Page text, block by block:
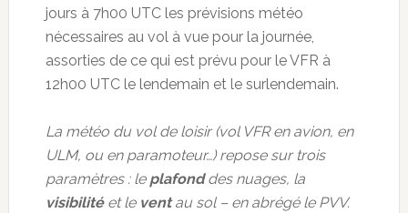
jours à 7h00 UTC les prévisions météo
nécessaires au vol à vue pour la journée,
assorties de ce qui est prévu pour le VFR à
12h00 UTC le lendemain et le surlendemain.
La météo du vol de loisir (vol VFR en avion, en
ULM, ou en paramoteur…) repose sur trois
paramètres : le plafonddes nuages, la
visibilitéet le ventau sol – en abrégé le PVV.